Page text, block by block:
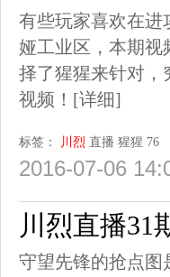
有些玩家喜欢在进
娅工业区，本期视
择了猩猩来针对，
视频！ [详细]
标签： 川烈 直播 猩猩 76
2016-07-06
川烈直播31
守望先锋的抢点图